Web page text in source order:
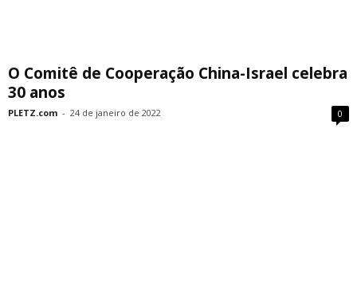
O Comitê de Cooperação China-Israel celebra
30 anos
PLETZ.com - 24 de janeiro de 2022 0